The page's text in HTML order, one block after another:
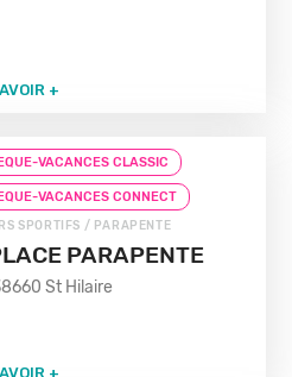
+
VACANCES CLASSIC
VACANCES CONNECT
SPORTIFS / PARAPENTE
PARAPENTE
St Hilaire
+